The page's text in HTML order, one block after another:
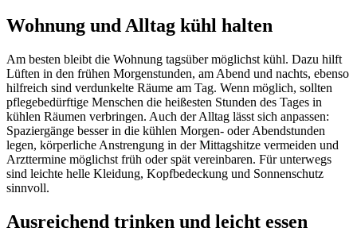
Wohnung und Alltag kühl halten
Am besten bleibt die Wohnung tagsüber möglichst kühl. Dazu hilft
Lüften in den frühen Morgenstunden, am Abend und nachts, ebenso
hilfreich sind verdunkelte Räume am Tag. Wenn möglich, sollten
pflegebedürftige Menschen die heißesten Stunden des Tages in
kühlen Räumen verbringen. Auch der Alltag lässt sich anpassen:
Spaziergänge besser in die kühlen Morgen- oder Abendstunden
legen, körperliche Anstrengung in der Mittagshitze vermeiden und
Arzttermine möglichst früh oder spät vereinbaren. Für unterwegs
sind leichte helle Kleidung, Kopfbedeckung und Sonnenschutz
sinnvoll.
Ausreichend trinken und leicht essen